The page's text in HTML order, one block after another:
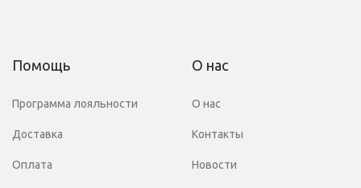
Помощь
Программа лояльности
Доставка
Оплата
О нас
О нас
Контакты
Новости